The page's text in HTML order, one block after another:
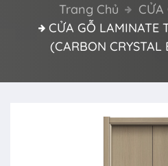
Trang Chủ
CỬA
CỬA GỖ LAMINATE
(CARBON